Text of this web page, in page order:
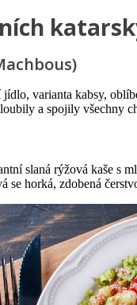
varianta kabsy,
a spojily všechny
slaná rýžová kaše s
se horká, zdobená